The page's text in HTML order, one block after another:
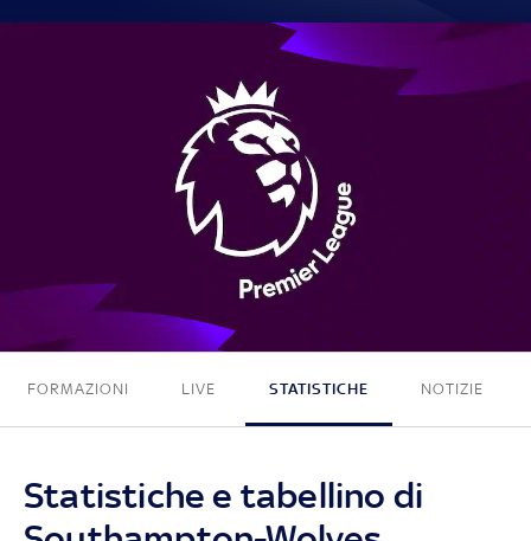
1 - 2
FORMAZIONI LIVE STATISTICHE NOTIZIE
Statistiche e tabellino di